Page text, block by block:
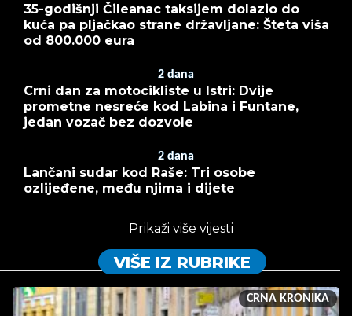
35-godišnji Čileanac taksijem dolazio do
kuća pa pljačkao strane državljane: Šteta viša
od 800.000 eura
2 dana
Crni dan za motocikliste u Istri: Dvije
prometne nesreće kod Labina i Funtane,
jedan vozač bez dozvole
2 dana
Lančani sudar kod Raše: Tri osobe
ozlijeđene, među njima i dijete
Prikaži više vijesti
VIŠE IZ RUBRIKE
CRNA KRONIKA